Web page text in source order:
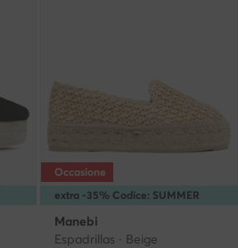
extra -35% Codice: SUMMER
Occasione
Manebi
Espadrillas · Beige